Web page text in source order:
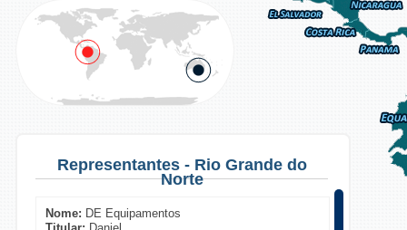
Representantes - Rio Grande do
Norte
Nome: DE Equipamentos